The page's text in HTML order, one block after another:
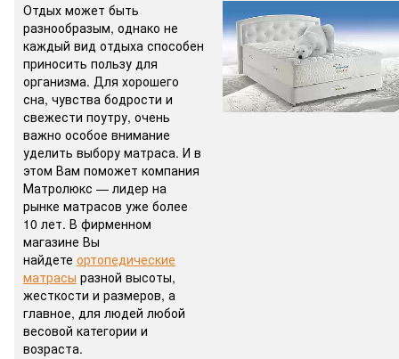
Отдых может быть
разнообразым, однако не
каждый вид отдыха способен
приносить пользу для
организма. Для хорошего
сна, чувства бодрости и
свежести поутру, очень
важно особое внимание
уделить выбору матраса. И в
этом Вам поможет компания
Матролюкс — лидер на
рынке матрасов уже более
10 лет. В фирменном
магазине Вы
найдете ортопедические
матрасы разной высоты,
жесткости и размеров, а
главное, для людей любой
весовой категории и
возраста.